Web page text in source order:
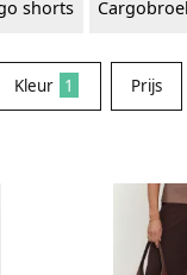
look creëren met
staat de
voor je figuur.
shorts
Kleur 1 Prijs